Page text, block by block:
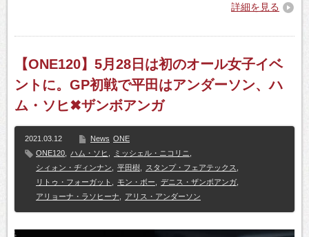
詳細を見る
【ONE120】5月28日は初のオール女子イベ
ントに。GP初戦で平田はアンダーソン、ハ
ム・ソヒ✖ザンボアンガ
2021.03.12 News ONE
ONE120
ハム・ソヒ ミッシェル・ニコリニ
シィォン・ヂィンナン
平田樹 スタンプ・フェアテックス
リトゥ・フォーガット
モン・ボー デニス・ザンボアンガ
アリョーナ・ラソヒーナ
アリス・アンダーソン